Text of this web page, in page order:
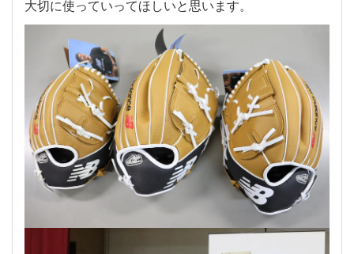
大切に使っていってほしいと思います。